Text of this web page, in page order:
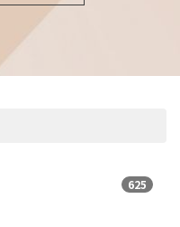
625